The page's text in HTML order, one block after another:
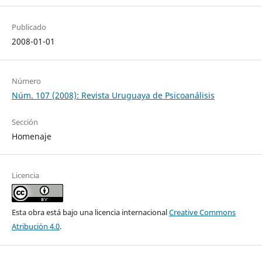
Publicado
2008-01-01
Número
Núm. 107 (2008): Revista Uruguaya de Psicoanálisis
Sección
Homenaje
Licencia
Esta obra está bajo una licencia internacionalCreative Commons
Atribución 4.0.